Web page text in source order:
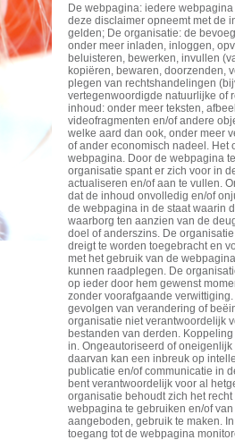
De webpagina: iedere
deze disclaimer opneemt met de
gelden; De organisatie: de
onder meer inladen, inloggen,
beluisteren, bewerken, invullen
kopiëren, bewaren, doorzenden,
plegen van rechtshandelingen
vertegenwoordigde natuurlijke of
inhoud: onder meer teksten,
videofragmenten en/of andere
welke aard dan ook, onder meer
of ander economisch nadeel. Het
webpagina. Door de webpagina
organisatie spant er zich voor in
actualiseren en/of aan te vullen.
dat de inhoud onvolledig en/of
de webpagina in de staat waarin
waarborg ten aanzien van de
doel of anderszins. De
dreigt te worden toegebracht en
met het gebruik van de
kunnen raadplegen. De
op ieder door hem gewenst
zonder voorafgaande
gevolgen van verandering of
organisatie niet verantwoordelijk
bestanden van derden.
in. Ongeautoriseerd of
daarvan kan een inbreuk op
publicatie en/of communicatie in
bent verantwoordelijk voor al
organisatie behoudt zich het
webpagina te gebruiken en/of
aangeboden, gebruik te maken.
toegang tot de webpagina